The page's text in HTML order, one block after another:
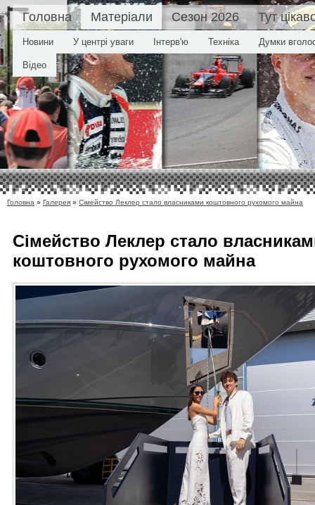
Головна Матеріали
Новини У центрі уваги Інтерв'ю Техніка Думки
Відео
Сезон 2026 Тут
Головна » Галерея » Сімейство Леклер стало власниками коштовного рухомого майна
Сімейство Леклер стало
коштовного рухомого майна